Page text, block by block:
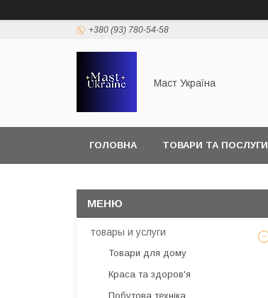
+380 (93) 780-54-58
Маст Україна
ГОЛОВНА ТОВАРИ ТА ПОСЛУГИ
товары и услуги
Товари для дому
Краса та здоров'я
Побутова техніка